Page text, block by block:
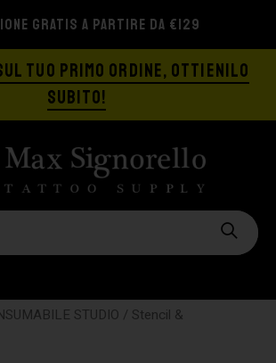
GRATIS A PARTIRE DA €129
TUO PRIMO ORDINE, OTTIENILO
SUBITO!
STUDIO / Stencil &